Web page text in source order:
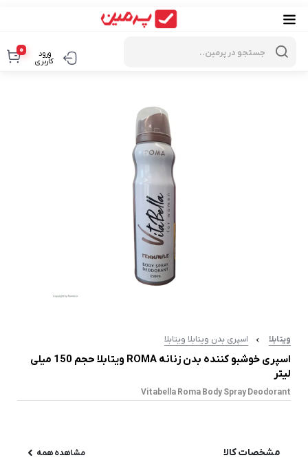
ورود
کاربری
0
ویتابلا اسپری بدن ویتابلا ویتابلا
اسپری خوشبو کننده بدن زنانه ROMA ویتابلا حجم 150 میلی
لیتر
Vitabella Roma Body Spray Deodorant
مشخصات کالا مشاهده همه